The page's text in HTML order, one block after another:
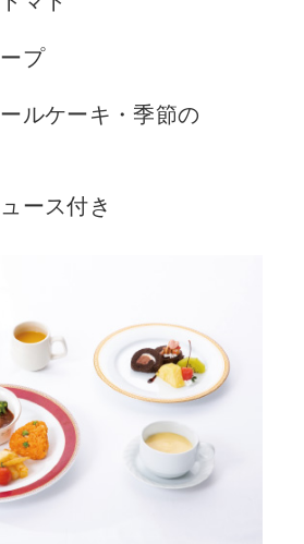
プ
ルケーキ・季節の
ース付き